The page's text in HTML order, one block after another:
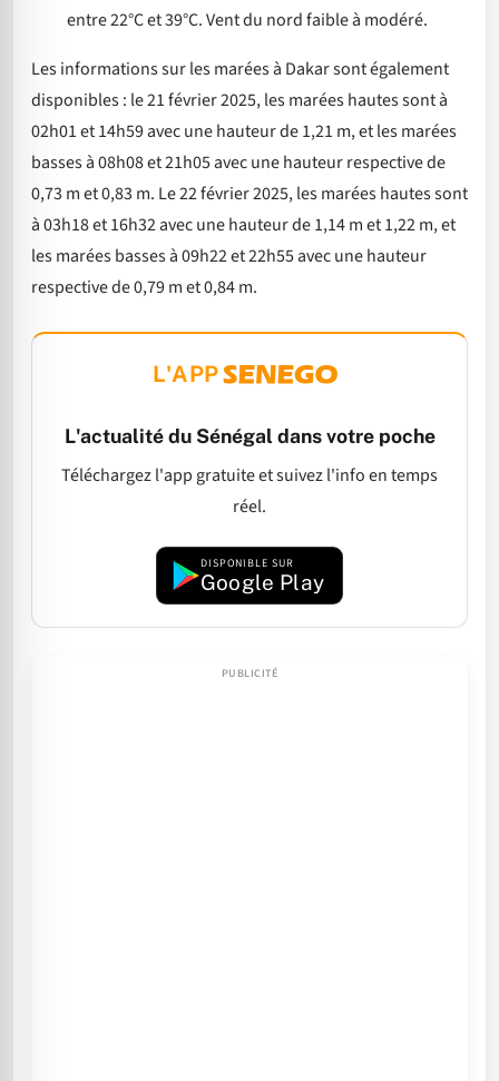
entre 22°C et 39°C. Vent du nord faible à modéré.
Les informations sur les marées à Dakar sont également
disponibles : le 21 février 2025, les marées hautes sont à
02h01 et 14h59 avec une hauteur de 1,21 m, et les marées
basses à 08h08 et 21h05 avec une hauteur respective de
0,73 m et 0,83 m. Le 22 février 2025, les marées hautes sont
à 03h18 et 16h32 avec une hauteur de 1,14 m et 1,22 m, et
les marées basses à 09h22 et 22h55 avec une hauteur
respective de 0,79 m et 0,84 m.
L'APP
L'actualité du Sénégal dans votre poche
Téléchargez l'app gratuite et suivez l'info en temps
réel.
DISPONIBLE SUR
Google Play